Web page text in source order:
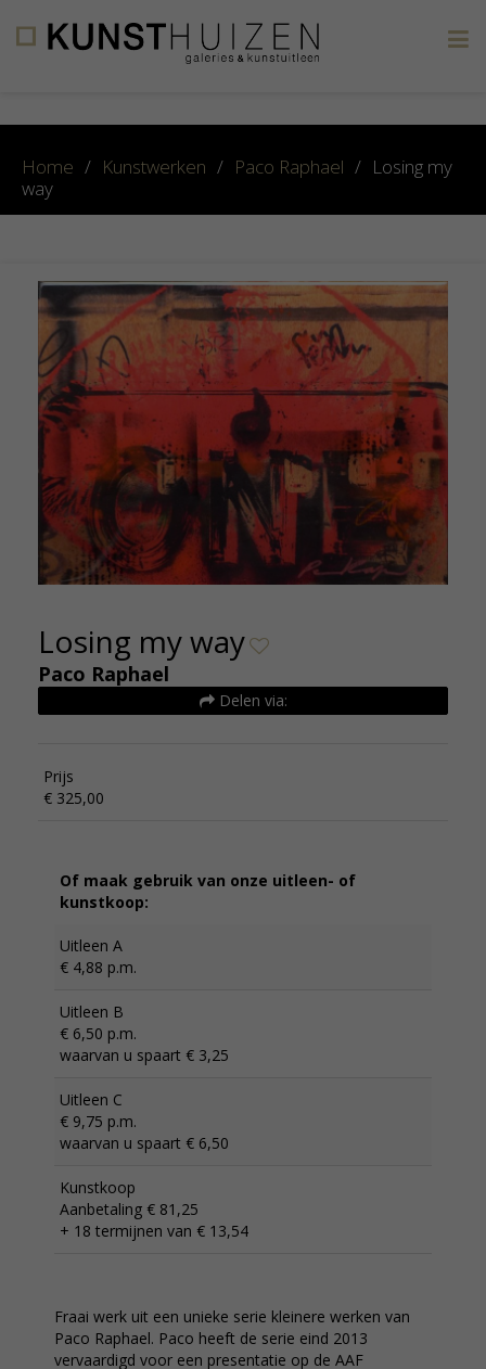
Home / Kunstwerken / Paco Raphael / Losing my
way
Losing my way
Paco Raphael
Delen via:
Prijs
€ 325,00
Of maak gebruik van onze uitleen- of
kunstkoop:
Uitleen A
€ 4,88 p.m.
Uitleen B
€ 6,50 p.m.
waarvan u spaart € 3,25
Uitleen C
€ 9,75 p.m.
waarvan u spaart € 6,50
Kunstkoop
Aanbetaling € 81,25
+ 18 termijnen van € 13,54
Fraai werk uit een unieke serie kleinere werken van
Paco Raphael. Paco heeft de serie eind 2013
vervaardigd voor een presentatie op de AAF